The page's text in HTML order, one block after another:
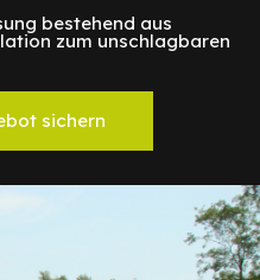
bestehend aus
zum unschlagbaren
sichern